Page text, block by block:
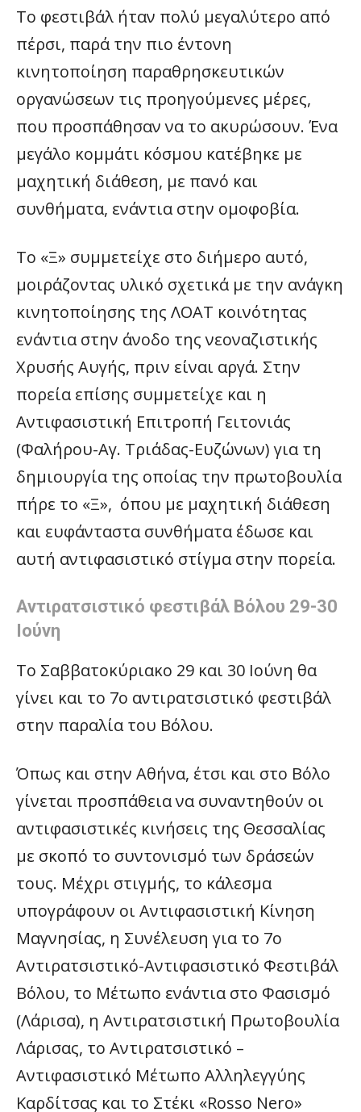
Το φεστιβάλ ήταν πολύ μεγαλύτερο από
πέρσι, παρά την πιο έντονη
κινητοποίηση παραθρησκευτικών
οργανώσεων τις προηγούμενες μέρες,
που προσπάθησαν να το ακυρώσουν. Ένα
μεγάλο κομμάτι κόσμου κατέβηκε με
μαχητική διάθεση, με πανό και
συνθήματα, ενάντια στην ομοφοβία.
Το «Ξ» συμμετείχε στο διήμερο αυτό,
μοιράζοντας υλικό σχετικά με την ανάγκη
κινητοποίησης της ΛΟΑΤ κοινότητας
ενάντια στην άνοδο της νεοναζιστικής
Χρυσής Αυγής, πριν είναι αργά. Στην
πορεία επίσης συμμετείχε και η
Αντιφασιστική Επιτροπή Γειτονιάς
(Φαλήρου-Αγ. Τριάδας-Ευζώνων) για τη
δημιουργία της οποίας την πρωτοβουλία
πήρε το «Ξ», όπου με μαχητική διάθεση
και ευφάνταστα συνθήματα έδωσε και
αυτή αντιφασιστικό στίγμα στην πορεία.
Αντιρατσιστικό φεστιβάλ Βόλου 29-30
Ιούνη
Το Σαββατοκύριακο 29 και 30 Ιούνη θα
γίνει και το 7ο αντιρατσιστικό φεστιβάλ
στην παραλία του Βόλου.
Όπως και στην Αθήνα, έτσι και στο Βόλο
γίνεται προσπάθεια να συναντηθούν οι
αντιφασιστικές κινήσεις της Θεσσαλίας
με σκοπό το συντονισμό των δράσεών
τους. Μέχρι στιγμής, το κάλεσμα
υπογράφουν οι Αντιφασιστική Κίνηση
Μαγνησίας, η Συνέλευση για το 7ο
Αντιρατσιστικό-Αντιφασιστικό Φεστιβάλ
Βόλου, το Μέτωπο ενάντια στο Φασισμό
(Λάρισα), η Αντιρατσιστική Πρωτοβουλία
Λάρισας, το Αντιρατσιστικό –
Αντιφασιστικό Μέτωπο Αλληλεγγύης
Καρδίτσας και το Στέκι «Rosso Nero»